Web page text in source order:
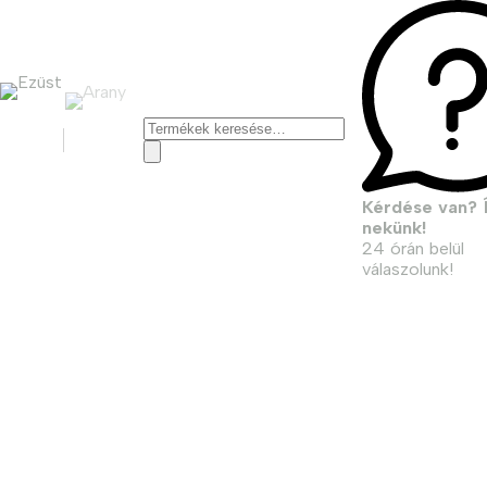
Keresés
a
következőre:
Kérdése van?
nekünk!
24 órán belül
válaszolunk!